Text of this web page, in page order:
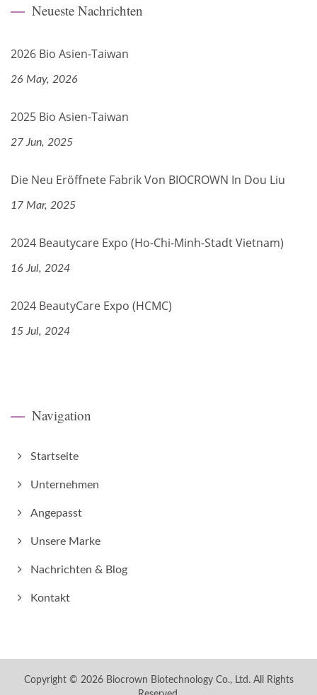
Neueste Nachrichten
2026 Bio Asien-Taiwan
26 May, 2026
2025 Bio Asien-Taiwan
27 Jun, 2025
Die Neu Eröffnete Fabrik Von BIOCROWN In Dou Liu
17 Mar, 2025
2024 Beautycare Expo (Ho-Chi-Minh-Stadt Vietnam)
16 Jul, 2024
2024 BeautyCare Expo (HCMC)
15 Jul, 2024
Navigation
Startseite
Unternehmen
Angepasst
Unsere Marke
Nachrichten & Blog
Kontakt
Copyright © 2026 Biocrown Biotechnology Co., Ltd.All Rights